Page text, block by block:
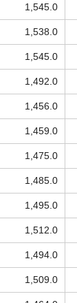
1,545.0
1,538.0
1,545.0
1,492.0
1,456.0
1,459.0
1,475.0
1,485.0
1,495.0
1,512.0
1,494.0
1,509.0